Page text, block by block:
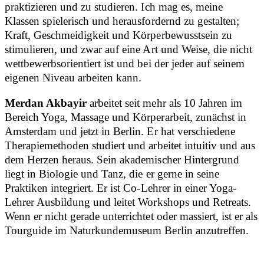
praktizieren und zu studieren. Ich mag es, meine
Klassen spielerisch und herausfordernd zu gestalten;
Kraft, Geschmeidigkeit und Körperbewusstsein zu
stimulieren, und zwar auf eine Art und Weise, die nicht
wettbewerbsorientiert ist und bei der jeder auf seinem
eigenen Niveau arbeiten kann.
Merdan Akbayir arbeitet seit mehr als 10 Jahren im
Bereich Yoga, Massage und Körperarbeit, zunächst in
Amsterdam und jetzt in Berlin. Er hat verschiedene
Therapiemethoden studiert und arbeitet intuitiv und aus
dem Herzen heraus. Sein akademischer Hintergrund
liegt in Biologie und Tanz, die er gerne in seine
Praktiken integriert. Er ist Co-Lehrer in einer Yoga-
Lehrer Ausbildung und leitet Workshops und Retreats.
Wenn er nicht gerade unterrichtet oder massiert, ist er als
Tourguide im Naturkundemuseum Berlin anzutreffen.